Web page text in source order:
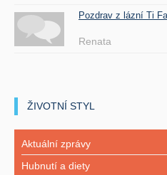
Pozdrav z lázní Ti
Renata
ŽIVOTNÍ STYL
Aktuální zprávy
Hubnutí a diety